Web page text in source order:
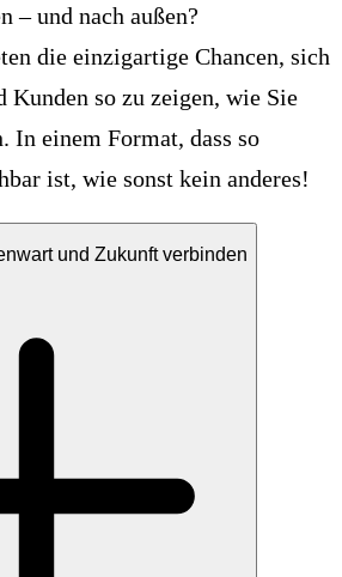
– und nach außen?
die einzigartige Chancen, sich
Kunden so zu zeigen, wie Sie
In einem Format, dass so
ist, wie sonst kein anderes!
und Zukunft verbinden